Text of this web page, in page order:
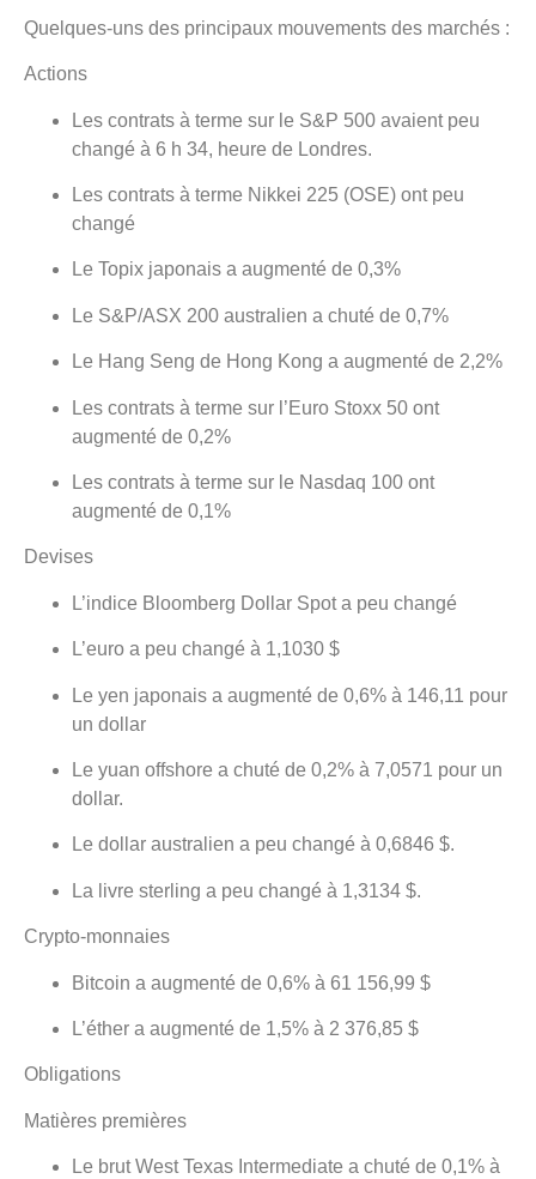
Quelques-uns des principaux mouvements des marchés :
Actions
Les contrats à terme sur le S&P 500 avaient peu
changé à 6 h 34, heure de Londres.
Les contrats à terme Nikkei 225 (OSE) ont peu
changé
Le Topix japonais a augmenté de 0,3%
Le S&P/ASX 200 australien a chuté de 0,7%
Le Hang Seng de Hong Kong a augmenté de 2,2%
Les contrats à terme sur l’Euro Stoxx 50 ont
augmenté de 0,2%
Les contrats à terme sur le Nasdaq 100 ont
augmenté de 0,1%
Devises
L’indice Bloomberg Dollar Spot a peu changé
L’euro a peu changé à 1,1030 $
Le yen japonais a augmenté de 0,6% à 146,11 pour
un dollar
Le yuan offshore a chuté de 0,2% à 7,0571 pour un
dollar.
Le dollar australien a peu changé à 0,6846 $.
La livre sterling a peu changé à 1,3134 $.
Crypto-monnaies
Bitcoin a augmenté de 0,6% à 61 156,99 $
L’éther a augmenté de 1,5% à 2 376,85 $
Obligations
Matières premières
Le brut West Texas Intermediate a chuté de 0,1% à